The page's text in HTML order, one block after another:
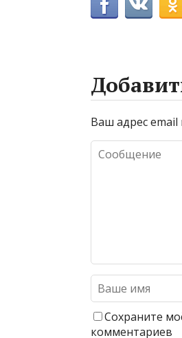
Ваш адрес email
Сохраните
комментариев